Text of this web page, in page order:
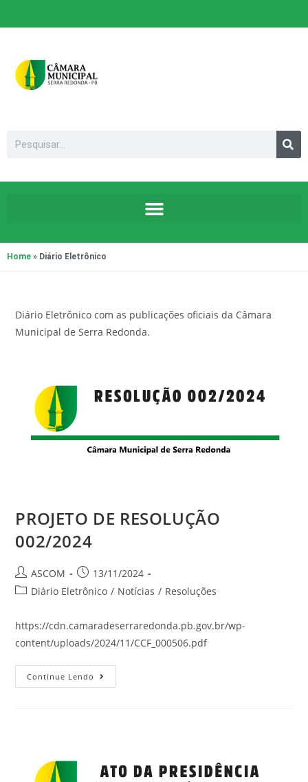
Home » Diário Eletrônico
Diário Eletrônico com as publicações oficiais da Câmara
Municipal de Serra Redonda.
PROJETO DE RESOLUÇÃO
002/2024
ASCOM
13/11/2024
Diário Eletrônico / Notícias / Resoluções
https://cdn.camaradeserraredonda.pb.gov.br/wp-
content/uploads/2024/11/CCF_000506.pdf
Continue Lendo